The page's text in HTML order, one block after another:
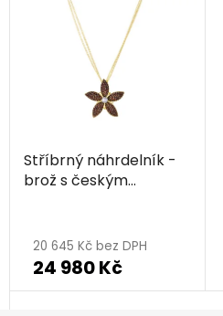
Stříbrný náhrdelník -
brož s českým
20 645 Kč bez DPH
24 980 Kč